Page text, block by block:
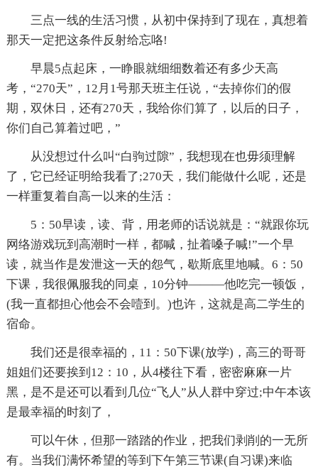
三点一线的生活习惯，从初中保持到了现在，真想着
那天一定把这条件反射给忘咯!
早晨5点起床，一睁眼就细细数着还有多少天高
考，“270天”，12月1号那天班主任说，“去掉你们的假
期，双休日，还有270天，我给你们算了，以后的日子，
你们自己算着过吧，”
从没想过什么叫“白驹过隙”，我想现在也毋须理解
了，它已经证明给我看了;270天，我们能做什么呢，还是
一样重复着自高一以来的生活：
5：50早读，读、背，用老师的话说就是：“就跟你玩
网络游戏玩到高潮时一样，都喊，扯着嗓子喊!”一个早
读，就当作是发泄这一天的怨气，歇斯底里地喊。6：50
下课，我很佩服我的同桌，10分钟———他吃完一顿饭，
(我一直都担心他会不会噎到。)也许，这就是高二学生的
宿命。
我们还是很幸福的，11：50下课(放学)，高三的哥哥
姐姐们还要挨到12：10，从4楼往下看，密密麻麻一片
黑，是不是还可以看到几位“飞人”从人群中穿过;中午本该
是最幸福的时刻了，
可以午休，但那一踏踏的作业，把我们剥削的一无所
有。当我们满怀希望的等到下午第三节课(自习课)来临